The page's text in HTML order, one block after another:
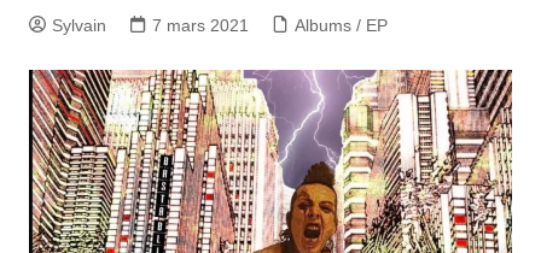
Sylvain 7 mars 2021 Albums / EP